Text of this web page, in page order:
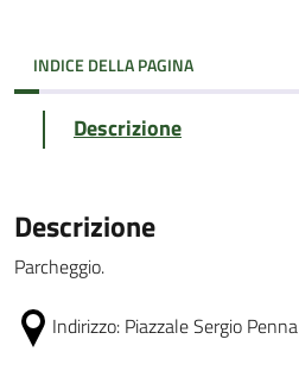
INDICE DELLA PAGINA
Descrizione
Descrizione
Parcheggio.
Indirizzo: Piazzale Sergio Penna